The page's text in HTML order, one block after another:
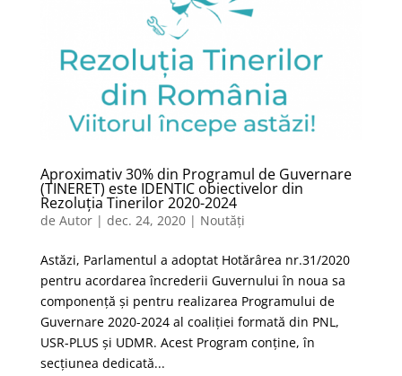
Aproximativ 30% din Programul de Guvernare
(TINERET) este IDENTIC obiectivelor din
Rezoluția Tinerilor 2020-2024
de Autor| dec. 24, 2020| Noutăți
Astăzi, Parlamentul a adoptat Hotărârea nr.31/2020
pentru acordarea încrederii Guvernului în noua sa
componență și pentru realizarea Programului de
Guvernare 2020-2024 al coaliției formată din PNL,
USR-PLUS și UDMR. Acest Program conține, în
secțiunea dedicată...